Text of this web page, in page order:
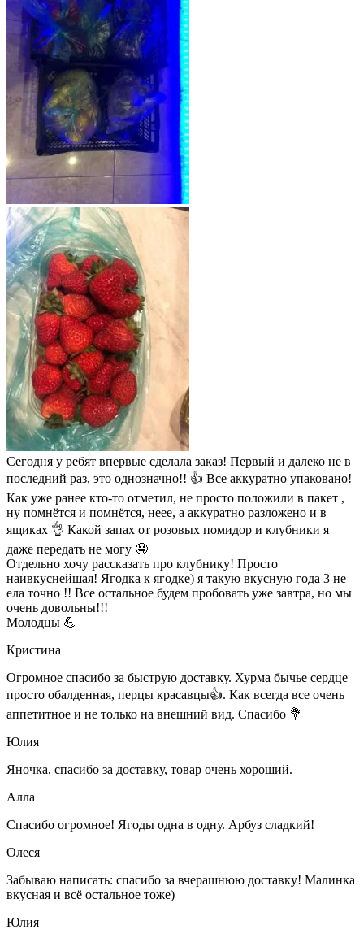
Сегодня у ребят впервые сделала заказ! Первый и далеко не в
последний раз, это однозначно!! 👍 Все аккуратно упаковано!
Как уже ранее кто-то отметил, не просто положили в пакет ,
ну помнётся и помнётся, неее, а аккуратно разложено и в
ящиках 👌 Какой запах от розовых помидор и клубники я
даже передать не могу 🤤
Отдельно хочу рассказать про клубнику! Просто
наивкуснейшая! Ягодка к ягодке) я такую вкусную года 3 не
ела точно !! Все остальное будем пробовать уже завтра, но мы
очень довольны!!!
Молодцы 💪
Кристина
Огромное спасибо за быструю доставку. Хурма бычье сердце
просто обалденная, перцы красавцы👍. Как всегда все очень
аппетитное и не только на внешний вид. Спасибо 💐
Юлия
Яночка, спасибо за доставку, товар очень хороший.
Алла
Спасибо огромное! Ягоды одна в одну. Арбуз сладкий!
Олеся
Забываю написать: спасибо за вчерашнюю доставку! Малинка
вкусная и всё остальное тоже)
Юлия